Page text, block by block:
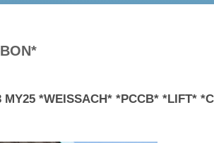
MY25 *WEISSACH* *PCCB* *LIFT*